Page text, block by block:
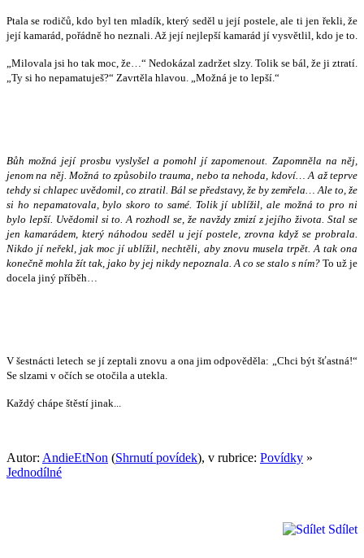
Ptala se rodičů, kdo byl ten mladík, který seděl u její postele, ale ti jen řekli, že
její kamarád, pořádně ho neznali. Až její nejlepší kamarád jí vysvětlil, kdo je to.
„Milovala jsi ho tak moc, že…“ Nedokázal zadržet slzy. Tolik se bál, že ji ztratí.
„Ty si ho nepamatuješ?“ Zavrtěla hlavou. „Možná je to lepší.“
Bůh možná její prosbu vyslyšel a pomohl jí zapomenout. Zapomněla na něj,
jenom na něj. Možná to způsobilo trauma, nebo ta nehoda, kdoví… A až teprve
tehdy si chlapec uvědomil, co ztratil. Bál se představy, že by zemřela… Ale to, že
si ho nepamatovala, bylo skoro to samé. Tolik jí ublížil, ale možná to pro ni
bylo lepší. Uvědomil si to. A rozhodl se, že navždy zmizí z jejího života. Stal se
jen kamarádem, který náhodou seděl u její postele, zrovna když se probrala.
Nikdo jí neřekl, jak moc jí ublížil, nechtěli, aby znovu musela trpět. A tak ona
konečně mohla žít tak, jako by jej nikdy nepoznala. A co se stalo s ním? To už je
docela jiný příběh…
V šestnácti letech se jí zeptali znovu a ona jim odpověděla: „Chci být šťastná!“
Se slzami v očích se otočila a utekla.
Každý chápe štěstí jinak...
Autor: AndieEtNon (Shrnutí povídek), v rubrice: Povídky »
Jednodílné
Sdílet